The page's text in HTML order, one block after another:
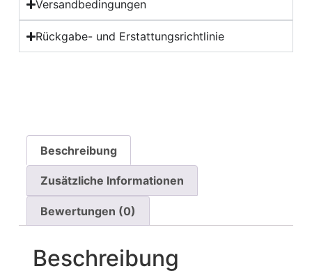
Versandbedingungen
Rückgabe- und Erstattungsrichtlinie
Beschreibung
Zusätzliche Informationen
Bewertungen (0)
Beschreibung